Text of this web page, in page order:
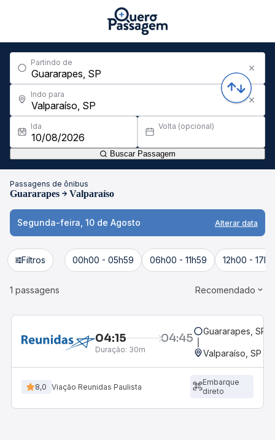
Partindo de
Indo para
Ida Volta (opcional)
Buscar Passagem
Passagens de ônibus
Guararapes Valparaíso
Segunda-feira, 10 de Agosto Alterar data
Filtros 00h00 - 05h59 06h00 - 11h59 12h00 -
1 passagens Recomendado
04:15 04:45
Duração: 30m
Guararapes, SP
Valparaíso, SP
8,0 Viação Reunidas Paulista
Embarque
direto